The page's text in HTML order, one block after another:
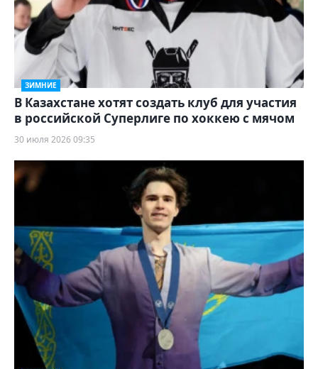
ЗИМНИЕ
В Казахстане хотят создать клуб для участия
в российской Суперлиге по хоккею с мячом
30 июля 2026 09:35